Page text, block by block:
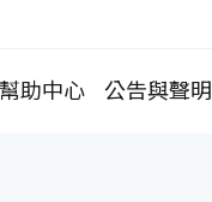
幫助中心 公告與聲明